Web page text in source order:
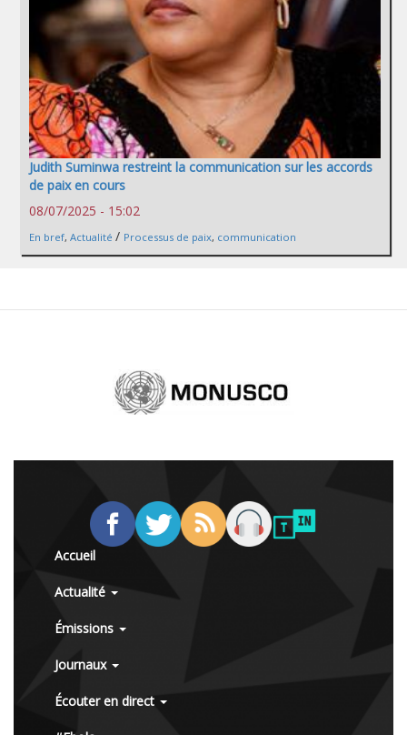
Judith Suminwa restreint la communication sur les accords
de paix en cours
08/07/2025 - 15:02
En bref, Actualité / Processus de paix, communication
Accueil
Actualité
Émissions
Journaux
Écouter en direct